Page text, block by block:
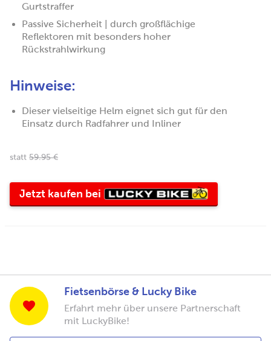
Gurtstraffer
Passive Sicherheit | durch großflächige
Reflektoren mit besonders hoher
Rückstrahlwirkung
Hinweise:
Dieser vielseitige Helm eignet sich gut für den
Einsatz durch Radfahrer und Inliner
statt 59.95 €
Jetzt kaufen bei
Bike
Fietsenbörse & Lucky Bike
Erfahrt mehr über unsere Partnerschaft
mit LuckyBike!